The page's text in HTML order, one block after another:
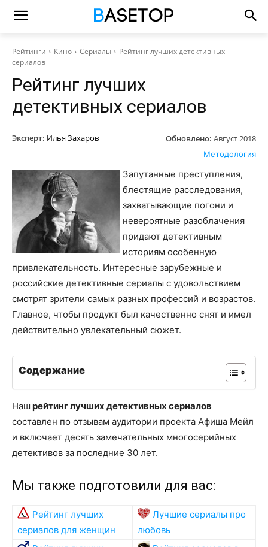
Рейтинги Кино Сериалы
Рейтинг лучших детективных
сериалов
Рейтинг лучших
детективных сериалов
Эксперт: Илья Захаров Обновлено: Август 2018
Методология
Запутанные преступления,
блестящие расследования,
захватывающие погони и
невероятные разоблачения
придают детективным
историям особенную
привлекательность. Интересные зарубежные и
российские детективные сериалы с удовольствием
смотрят зрители самых разных профессий и возрастов.
Главное, чтобы продукт был качественно снят и имел
действительно увлекательный сюжет.
Содержание
Наш рейтинг лучших детективных сериалов
составлен по отзывам аудитории проекта Афиша Мейл
и включает десять замечательных многосерийных
детективов за последние 30 лет.
Мы также подготовили для вас:
Рейтинг лучших
сериалов для женщин
Лучшие сериалы про
любовь